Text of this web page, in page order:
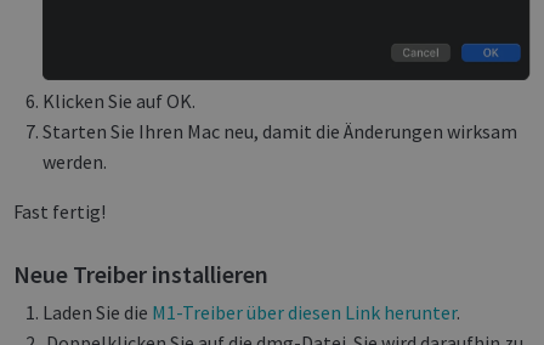
Klicken Sie auf OK.
Starten Sie Ihren Mac neu, damit die Änderungen wirksam
werden.
Fast fertig!
Neue Treiber installieren
Laden Sie die M1-Treiber über diesen Link herunter.